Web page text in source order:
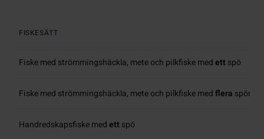
FISKESÄTT
Fiske med strömmingshäckla, mete och pilkfiske medettspö
Fiske med strömmingshäckla, mete och pilkfiske medflera spön
Handredskapsfiske medettspö